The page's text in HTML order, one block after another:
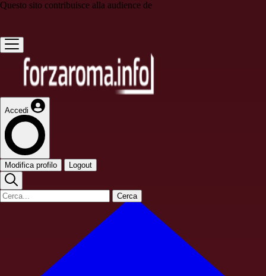
Questo sito contribuisce alla audience de
Accedi
Modifica profilo Logout
Cerca